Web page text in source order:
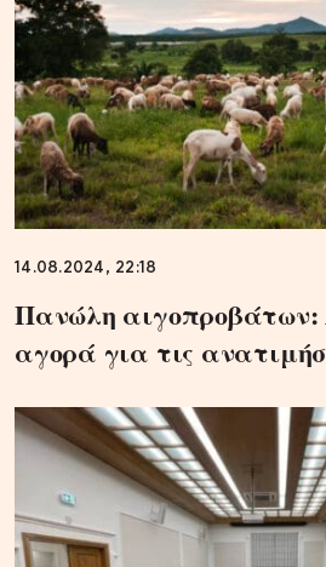
14.08.2024, 22:18
Πανώλη αιγοπροβάτων:
αγορά για τις